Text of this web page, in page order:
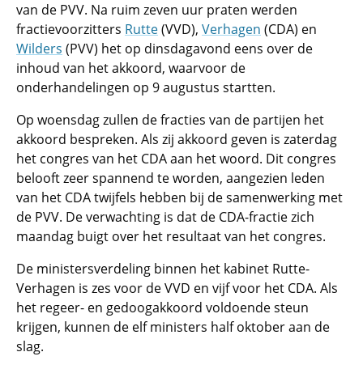
van de PVV. Na ruim zeven uur praten werden
fractievoorzitters Rutte(VVD), Verhagen (CDA) en
Wilders (PVV) het op dinsdagavond eens over de
inhoud van het akkoord, waarvoor de
onderhandelingen op 9 augustus startten.
Op woensdag zullen de fracties van de partijen het
akkoord bespreken. Als zij akkoord geven is zaterdag
het congres van het CDA aan het woord. Dit congres
belooft zeer spannend te worden, aangezien leden
van het CDA twijfels hebben bij de samenwerking met
de PVV. De verwachting is dat de CDA-fractie zich
maandag buigt over het resultaat van het congres.
De ministersverdeling binnen het kabinet Rutte-
Verhagen is zes voor de VVD en vijf voor het CDA. Als
het regeer- en gedoogakkoord voldoende steun
krijgen, kunnen de elf ministers half oktober aan de
slag.